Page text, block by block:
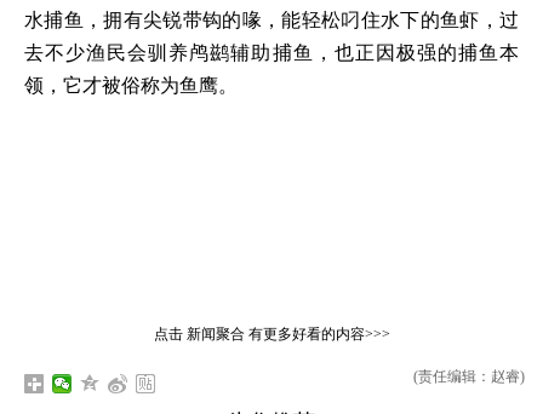
水捕鱼，拥有尖锐带钩的喙，能轻松叼住水下的鱼虾，过
去不少渔民会驯养鸬鹚辅助捕鱼，也正因极强的捕鱼本
领，它才被俗称为鱼鹰。
点击 新闻聚合有更多好看的内容>>>
(责任编辑：赵睿)